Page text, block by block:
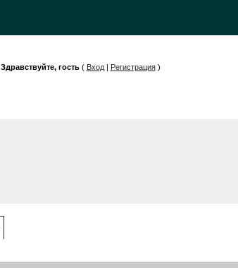
Здравствуйте, гость( Вход| Регистрация)